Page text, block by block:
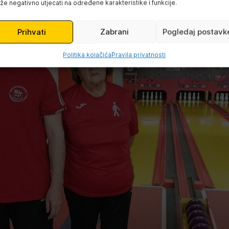
negativno utjecati na određene karakteristike i funkcije.
Prihvati Zabrani Pogledaj
Politika kolačićaPravila privatnosti